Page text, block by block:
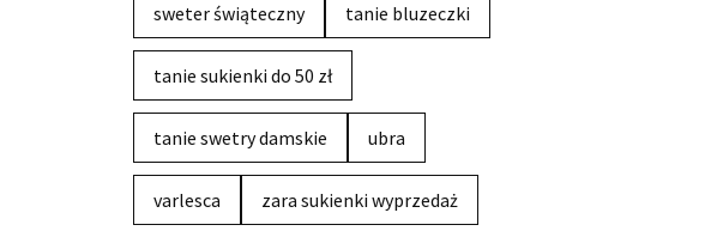
sweter świąteczny tanie bluzeczki
tanie sukienki do 50 zł
tanie swetry damskie ubra
varlesca zara sukienki wyprzedaż